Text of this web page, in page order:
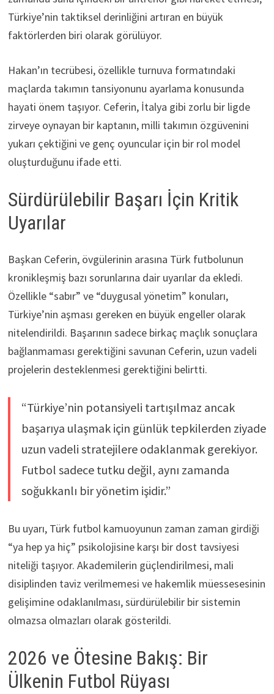
Türkiye’nin taktiksel derinliğini artıran en büyük
faktörlerden biri olarak görülüyor.
Hakan’ın tecrübesi, özellikle turnuva formatındaki
maçlarda takımın tansiyonunu ayarlama konusunda
hayati önem taşıyor. Ceferin, İtalya gibi zorlu bir ligde
zirveye oynayan bir kaptanın, milli takımın özgüvenini
yukarı çektiğini ve genç oyuncular için bir rol model
oluşturduğunu ifade etti.
Sürdürülebilir Başarı İçin Kritik
Uyarılar
Başkan Ceferin, övgülerinin arasına Türk futbolunun
kronikleşmiş bazı sorunlarına dair uyarılar da ekledi.
Özellikle “sabır” ve “duygusal yönetim” konuları,
Türkiye’nin aşması gereken en büyük engeller olarak
nitelendirildi. Başarının sadece birkaç maçlık sonuçlara
bağlanmaması gerektiğini savunan Ceferin, uzun vadeli
projelerin desteklenmesi gerektiğini belirtti.
“Türkiye’nin potansiyeli tartışılmaz ancak
başarıya ulaşmak için günlük tepkilerden ziyade
uzun vadeli stratejilere odaklanmak gerekiyor.
Futbol sadece tutku değil, aynı zamanda
soğukkanlı bir yönetim işidir.”
Bu uyarı, Türk futbol kamuoyunun zaman zaman girdiği
“ya hep ya hiç” psikolojisine karşı bir dost tavsiyesi
niteliği taşıyor. Akademilerin güçlendirilmesi, mali
disiplinden taviz verilmemesi ve hakemlik müessesesinin
gelişimine odaklanılması, sürdürülebilir bir sistemin
olmazsa olmazları olarak gösterildi.
2026 ve Ötesine Bakış: Bir
Ülkenin Futbol Rüyası